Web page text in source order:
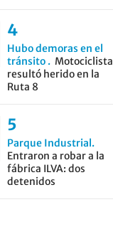
Hubo demoras en el
tránsito
Motociclista
resultó herido en la
Ruta 8
Parque Industrial
Entraron a robar a la
fábrica ILVA: dos
detenidos